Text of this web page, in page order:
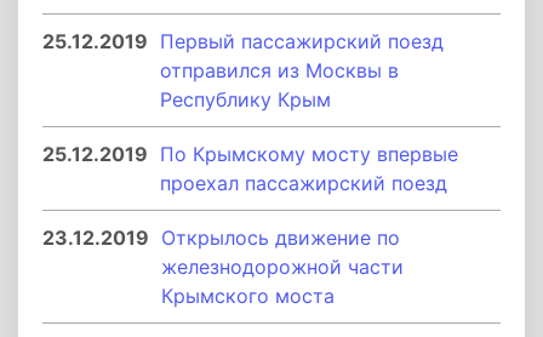
25.12.2019 Первый пассажирский поезд
отправился из Москвы в
Республику Крым
25.12.2019 По Крымскому мосту впервые
проехал пассажирский поезд
23.12.2019 Открылось движение по
железнодорожной части
Крымского моста